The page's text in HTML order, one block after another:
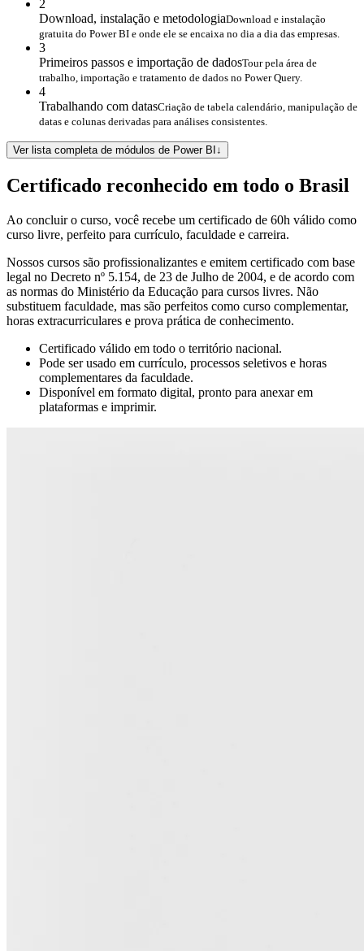
2
Download, instalação e metodologiaDownload e instalação
gratuita do Power BI e onde ele se encaixa no dia a dia das empresas.
3
Primeiros passos e importação de dadosTour pela área de
trabalho, importação e tratamento de dados no Power Query.
4
Trabalhando com datasCriação de tabela calendário, manipulação de
datas e colunas derivadas para análises consistentes.
Ver lista completa de módulos de Power BI ↓
Certificado reconhecido em todo o Brasil
Ao concluir o curso, você recebe um certificado de 60h válido como
curso livre, perfeito para currículo, faculdade e carreira.
Nossos cursos são profissionalizantes e emitem certificado com base
legal no Decreto nº 5.154, de 23 de Julho de 2004, e de acordo com
as normas do Ministério da Educação para cursos livres. Não
substituem faculdade, mas são perfeitos como curso complementar,
horas extracurriculares e prova prática de conhecimento.
Certificado válido em todo o território nacional.
Pode ser usado em currículo, processos seletivos e horas
complementares da faculdade.
Disponível em formato digital, pronto para anexar em
plataformas e imprimir.